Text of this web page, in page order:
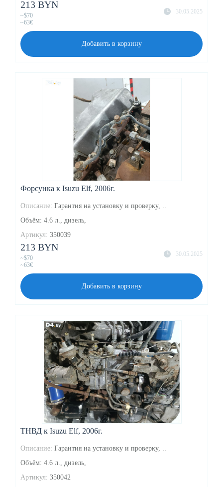
30.05.2025
213 BYN
~$70
~63€
Добавить в корзину
Форсунка к Isuzu Elf, 2006г.
Описание: Гарантия на установку и проверку, ..
Объём: 4.6 л., дизель,
Артикул: 350039
30.05.2025
213 BYN
~$70
~63€
Добавить в корзину
ТНВД к Isuzu Elf, 2006г.
Описание: Гарантия на установку и проверку, ..
Объём: 4.6 л., дизель,
Артикул: 350042